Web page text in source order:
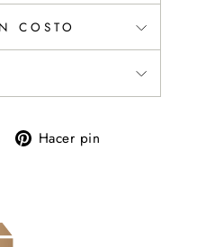
COSTO
TuitearHacer pin